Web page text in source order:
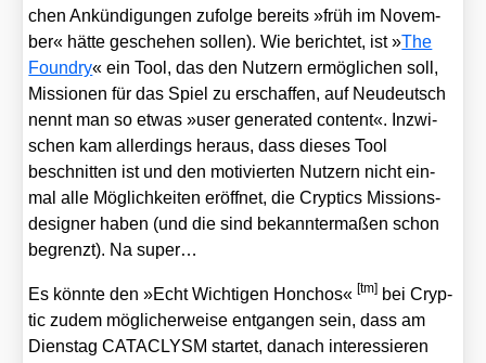
chen Ankün­di­gun­gen zufol­ge bereits »früh im Novem­
ber« hät­te gesche­hen sol­len). Wie berich­tet, ist »The
Foundry« ein Tool, das den Nut­zern ermög­li­chen soll,
Mis­sio­nen für das Spiel zu erschaf­fen, auf Neu­deutsch
nennt man so etwas »user gene­ra­ted con­tent«. Inzwi­
schen kam aller­dings her­aus, dass die­ses Tool
beschnit­ten ist und den moti­vier­ten Nut­zern nicht ein­
mal alle Mög­lich­kei­ten eröff­net, die Cryp­tics Mis­si­ons­
de­si­gner haben (und die sind bekann­ter­ma­ßen schon
begrenzt). Na super…
Es könn­te den »Echt Wich­ti­gen Hon­chos«[tm] bei Cryp­
tic zudem mög­li­cher­wei­se ent­gan­gen sein, dass am
Diens­tag CATACLYSM star­tet, danach inter­es­sie­ren